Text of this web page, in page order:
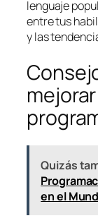
lenguaje
entre tus
y las
Quizás
en el